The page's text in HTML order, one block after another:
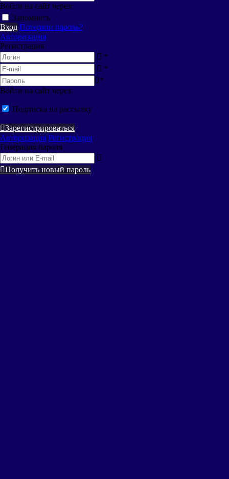
Войти на сайт через:
Запомнить
Вход Потеряли пароль?
Авторизация
Регистрация
*
*
*
Войти на сайт через:
Подписка на рассылку
Зарегистрироваться
Авторизация Регистрация
Генерация пароля
Получить новый пароль